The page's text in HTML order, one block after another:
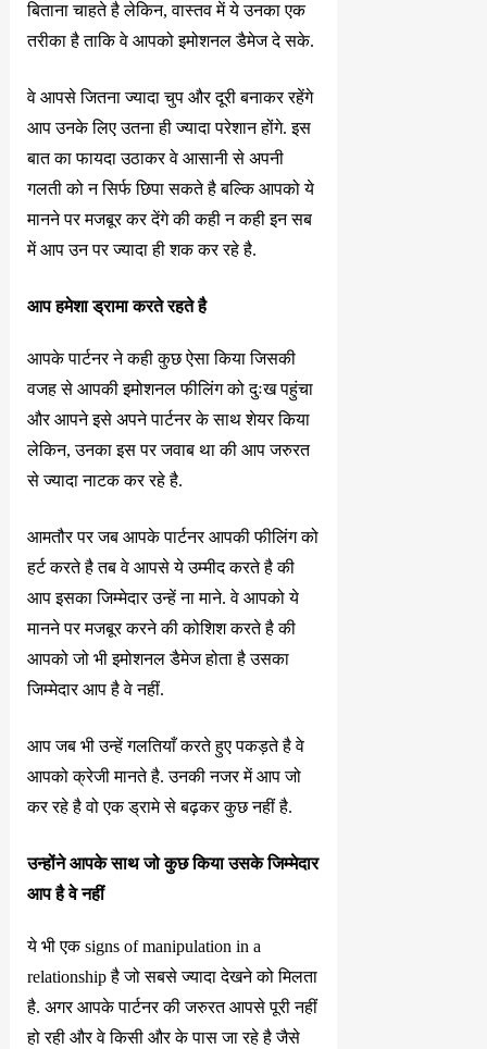
बिताना चाहते है लेकिन, वास्तव में ये उनका एक
तरीका है ताकि वे आपको इमोशनल डैमेज दे सके.
वे आपसे जितना ज्यादा चुप और दूरी बनाकर रहेंगे
आप उनके लिए उतना ही ज्यादा परेशान होंगे. इस
बात का फायदा उठाकर वे आसानी से अपनी
गलती को न सिर्फ छिपा सकते है बल्कि आपको ये
मानने पर मजबूर कर देंगे की कही न कही इन सब
में आप उन पर ज्यादा ही शक कर रहे है.
आप हमेशा ड्रामा करते रहते है
आपके पार्टनर ने कही कुछ ऐसा किया जिसकी
वजह से आपकी इमोशनल फीलिंग को दुःख पहुंचा
और आपने इसे अपने पार्टनर के साथ शेयर किया
लेकिन, उनका इस पर जवाब था की आप जरुरत
से ज्यादा नाटक कर रहे है.
आमतौर पर जब आपके पार्टनर आपकी फीलिंग को
हर्ट करते है तब वे आपसे ये उम्मीद करते है की
आप इसका जिम्मेदार उन्हें ना माने. वे आपको ये
मानने पर मजबूर करने की कोशिश करते है की
आपको जो भी इमोशनल डैमेज होता है उसका
जिम्मेदार आप है वे नहीं.
आप जब भी उन्हें गलतियाँ करते हुए पकड़ते है वे
आपको क्रेजी मानते है. उनकी नजर में आप जो
कर रहे है वो एक ड्रामे से बढ़कर कुछ नहीं है.
उन्होंने आपके साथ जो कुछ किया उसके जिम्मेदार
आप है वे नहीं
ये भी एक signs of manipulation in a
relationship है जो सबसे ज्यादा देखने को मिलता
है. अगर आपके पार्टनर की जरुरत आपसे पूरी नहीं
हो रही और वे किसी और के पास जा रहे है जैसे